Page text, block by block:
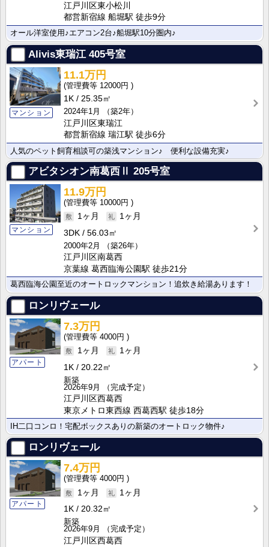
江戸川区東小松川
都営新宿線 船堀駅 徒歩9分
オール洋室使用♪エアコン2台♪船堀駅10分圏内♪
Alivis東瑞江 405号室
マンション
11.1万円
12000円
1K
25.35㎡
2024年1月
（築2年）
江戸川区東瑞江
都営新宿線 瑞江駅 徒歩6分
人気のペット飼育相談可の築浅マンション♪ 便利な設備充実♪
アビタシオン南葛西Ⅱ 205号室
マンション
11.9万円
10000円
1ヶ月
1ヶ月
3DK
56.03㎡
2000年2月
（築26年）
江戸川区南葛西
京葉線 葛西臨海公園駅 徒歩21分
葛西臨海公園至近のオートロックマンション！追炊き給湯あります！
ロンリヴェール
アパート
7.3万円
4000円
1ヶ月
1ヶ月
1K
20.22㎡
新築
2026年9月
（完成予定）
江戸川区西葛西
東京メトロ東西線 西葛西駅 徒歩18分
IH二口コンロ！宅配ボックスありの新築のオートロック物件♪
ロンリヴェール
アパート
7.4万円
4000円
1ヶ月
1ヶ月
1K
20.32㎡
新築
2026年9月
（完成予定）
江戸川区西葛西